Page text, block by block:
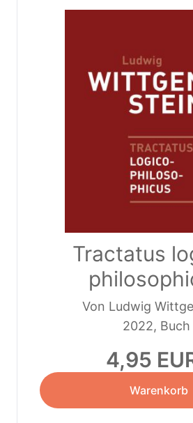
Tractatus
Von Ludwig
2022, Buch
4,95
Warenkorb